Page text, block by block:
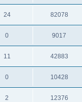
24 82078
0 9017
11 42883
0 10428
2 12376